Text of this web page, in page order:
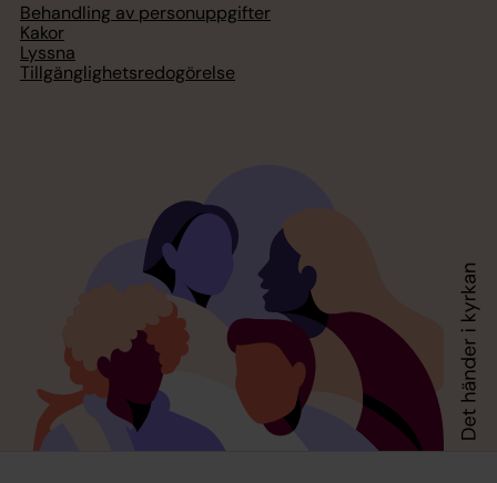
Behandling av personuppgifter
Kakor
Lyssna
Tillgänglighetsredogörelse